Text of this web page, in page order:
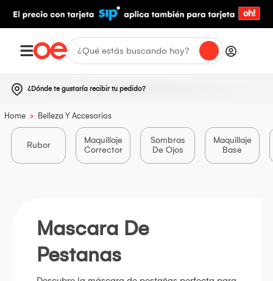
¿Dónde te gustaría recibir tu pedido?
Home > Belleza Y Accesorios
Rubor
Maquillaje
Corrector
Sombras
De Ojos
Maquillaje
Base
Mascara De
Pestanas